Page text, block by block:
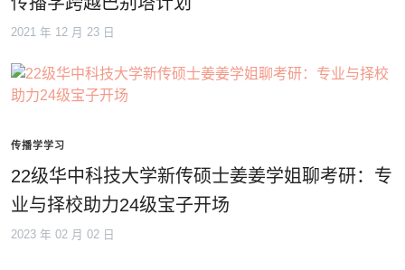
2021 年 12 月 23 日
传播学学习
22级华中科技大学新传硕士姜姜学姐聊考研：专
业与择校助力24级宝子开场
2023 年 02 月 02 日